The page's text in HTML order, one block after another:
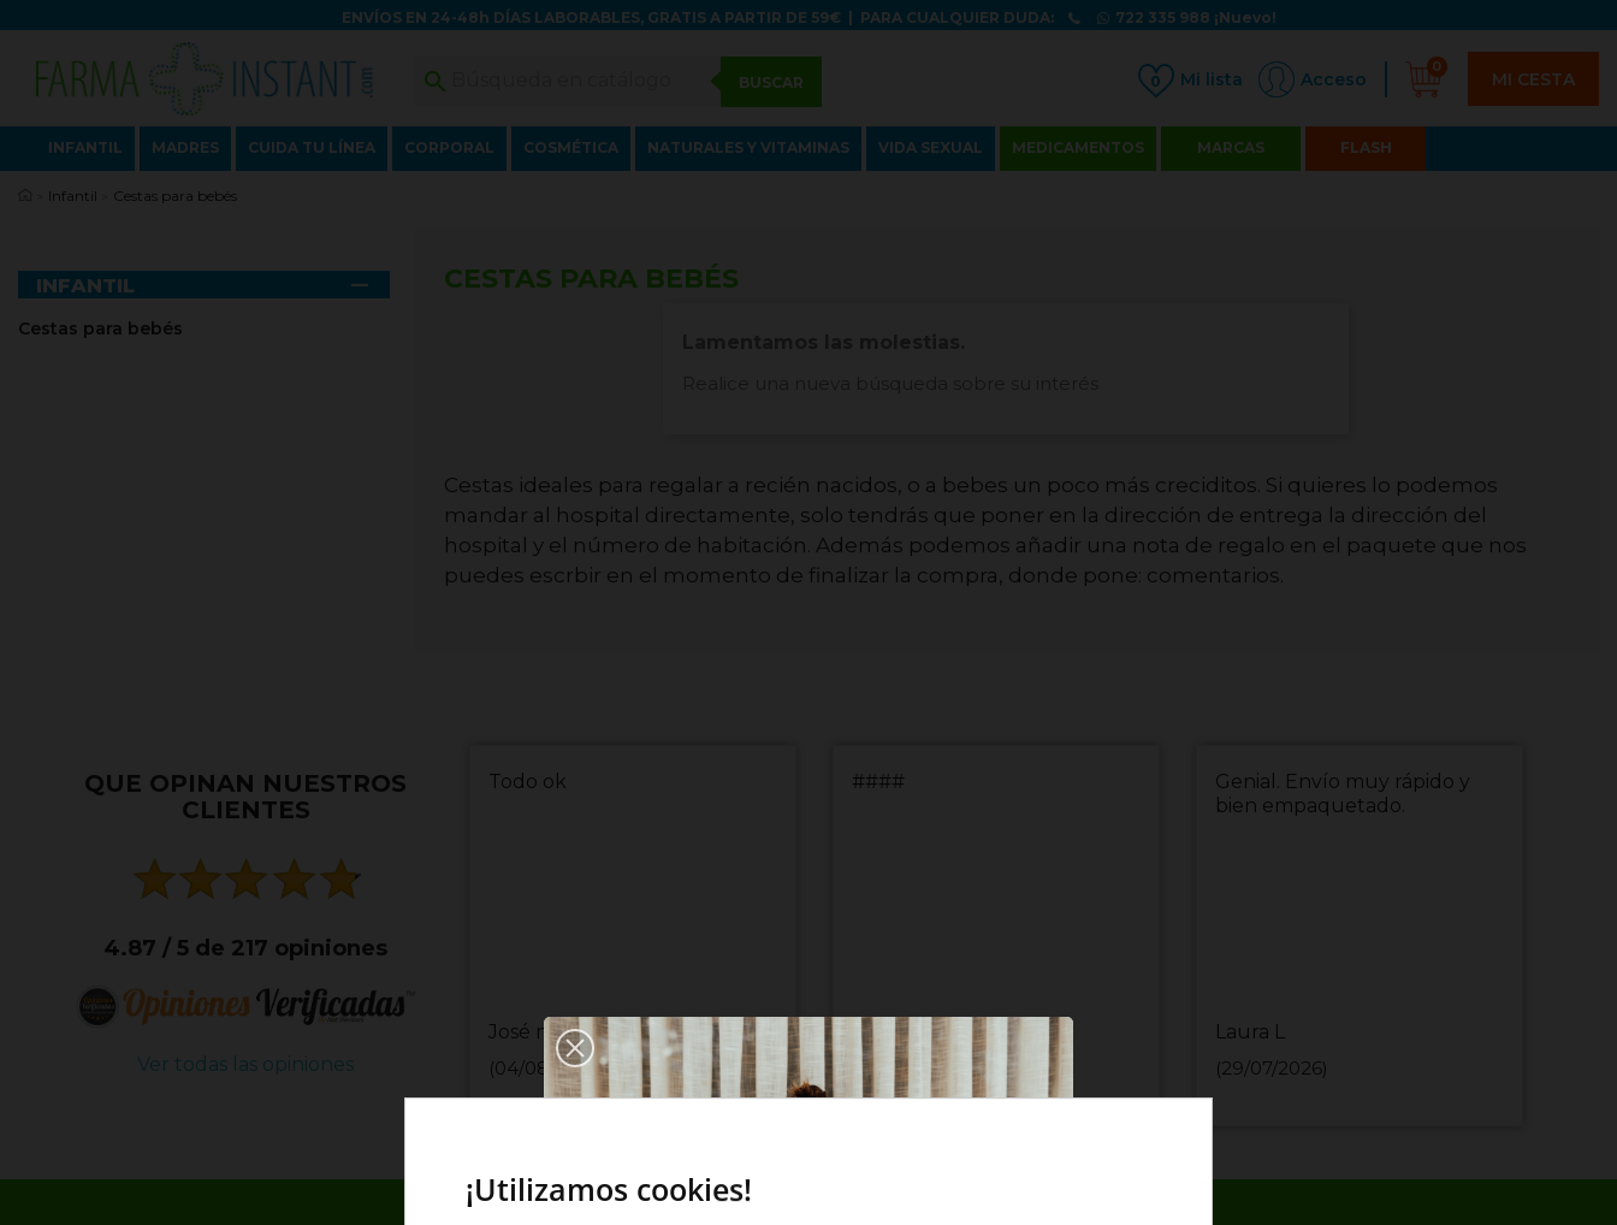
ENVÍOS EN 24-48h DÍAS LABORABLES, GRATIS A PARTIR DE 59€| PARA CUALQUIER DUDA: 722 335 988 ¡Nuevo!
 BUSCAR 0 Acceso
0
MI CESTA
INFANTIL MADRES CUIDA TU LÍNEA CORPORAL COSMÉTICA NATURALES Y VITAMINAS VIDA SEXUAL MEDICAMENTOS MARCAS FLASH
Infantil Cestas para bebés
INFANTIL 
Cestas para bebés
CESTAS PARA BEBÉS
Cestas ideales para regalar a recién nacidos, o a bebes un poco más creciditos. Si quieres lo podemos
mandar al hospital directamente, solo tendrás que poner en la dirección de entrega la dirección del
hospital y el número de habitación. Además podemos añadir una nota de regalo en el paquete que nos
puedes escrbir en el momento de finalizar la compra, donde pone: comentarios.
QUE OPINAN NUESTROS
CLIENTES
4.87 / 5 de 217 opiniones
Ver todas las opiniones
Todo ok
José maria I
(04/08/2026)
####
Jonathan J
(28/07/2026)
Genial. Envío muy rápido y
bien empaquetado.
Laura L
(29/07/2026)
¡Utilizamos cookies!